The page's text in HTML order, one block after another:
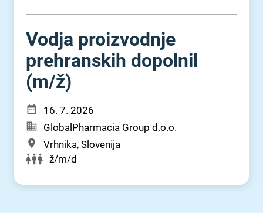
Vodja proizvodnje
prehranskih dopolnil
(m⁠/⁠ž)
16. 7. 2026
GlobalPharmacia Group d.o.o.
Vrhnika, Slovenija
ž/m/d